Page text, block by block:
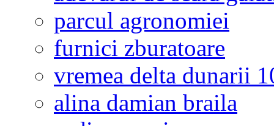
parcul agronomiei
furnici zburatoare
vremea delta dunarii
alina damian braila